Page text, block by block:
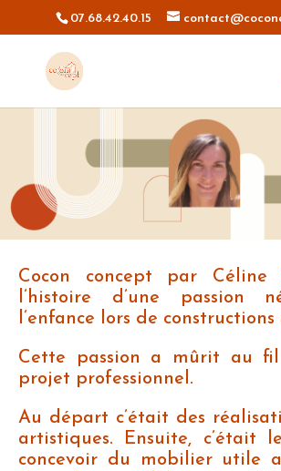
07.68.42.40.15
Cocon concept par Céline
l’histoire d’une passion
l’enfance lors de constructions
Cette passion a mûrit au
projet professionnel.
Au départ c’était des
artistiques. Ensuite, c’était
concevoir du mobilier utile